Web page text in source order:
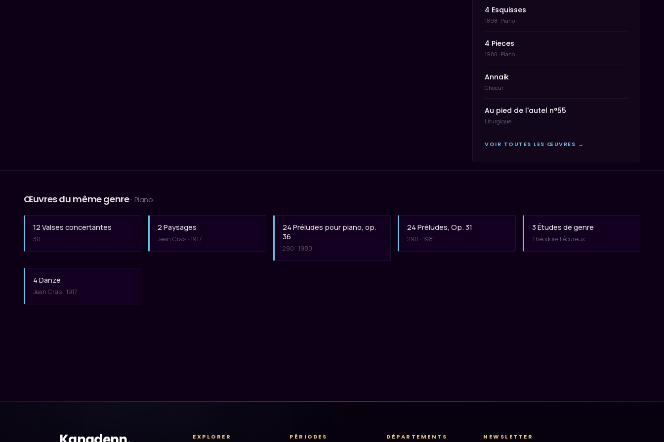
4 Esquisses
1898 · Piano
4 Pieces
1900 · Piano
Annaik
Choeur
Au pied de l'autel n°55
Liturgique
VOIR TOUTES LES ŒUVRES →
Œuvres du même genre · Piano
12 Valses concertantes
30
2 Paysages
Jean Cras · 1917
24 Préludes pour piano, op.
36
290 · 1980
24 Préludes, Op. 31
290 · 1981
3 Études de genre
Théodore Lécureux
4 Danze
Jean Cras · 1917
EXPLORER PÉRIODES DÉPARTEMENTS NEWSLETTER